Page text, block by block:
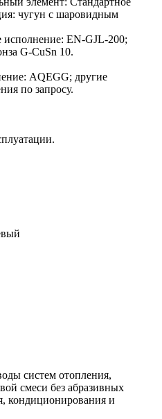
чугун с шаровидным
исполнение: EN-GJL-200;
G-CuSn 10.
AQEGG; другие
по запросу.
систем отопления,
смеси без абразивных
кондиционирования и